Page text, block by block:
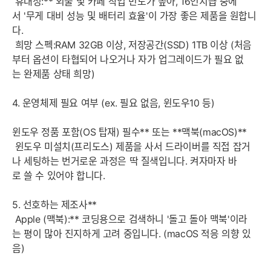
서 '무게 대비 성능 및 배터리 효율'이 가장 좋은 제품을 원합니
다.
희망 스펙:RAM 32GB 이상, 저장공간(SSD) 1TB 이상 (처음
부터 옵션이 타협되어 나오거나 자가 업그레이드가 필요 없
는 완제품 상태 희망)
4. 운영체제 필요 여부 (ex. 필요 없음, 윈도우10 등)
윈도우 정품 포함(OS 탑재) 필수** 또는 **맥북(macOS)**
윈도우 미설치(프리도스) 제품을 사서 드라이버를 직접 잡거
나 세팅하는 번거로운 과정은 딱 질색입니다. 켜자마자 바
로 쓸 수 있어야 합니다.
5. 선호하는 제조사**
Apple (맥북):** 코딩용으로 검색하니 '돌고 돌아 맥북'이라
는 평이 많아 진지하게 고려 중입니다. (macOS 적응 의향 있
음)